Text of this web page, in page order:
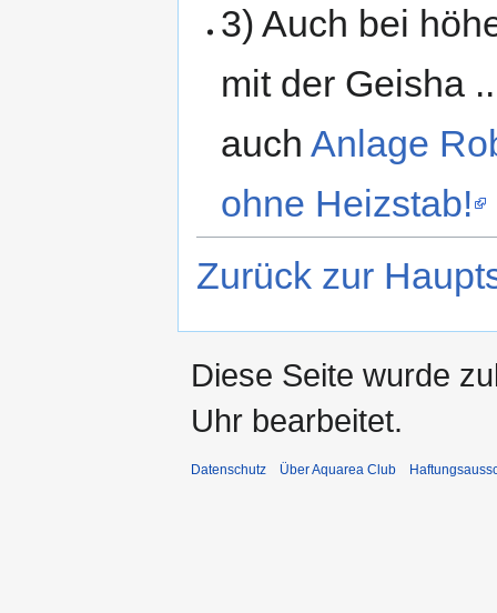
3) Auch bei
mit der Geisha
auchAnlage
ohne Heizstab!
Zurück zur
Diese Seite wurde
Uhr bearbeitet.
Datenschutz Über Aquarea Club